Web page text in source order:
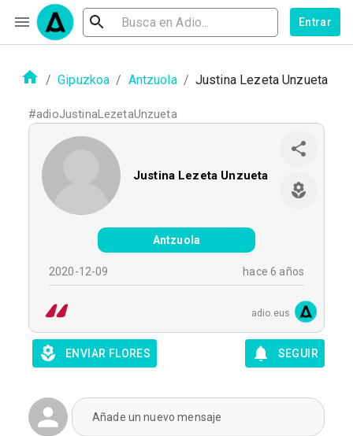
Entrar
/ Gipuzkoa / Antzuola / Justina Lezeta Unzueta
#adioJustinaLezetaUnzueta
Justina Lezeta Unzueta
Antzuola
2020-12-09 hace 6 años
adio.eus
ENVIAR FLORES SEGUIR
Añade un nuevo mensaje